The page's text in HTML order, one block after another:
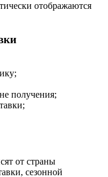
отображаются
получения;
от страны
сезонной